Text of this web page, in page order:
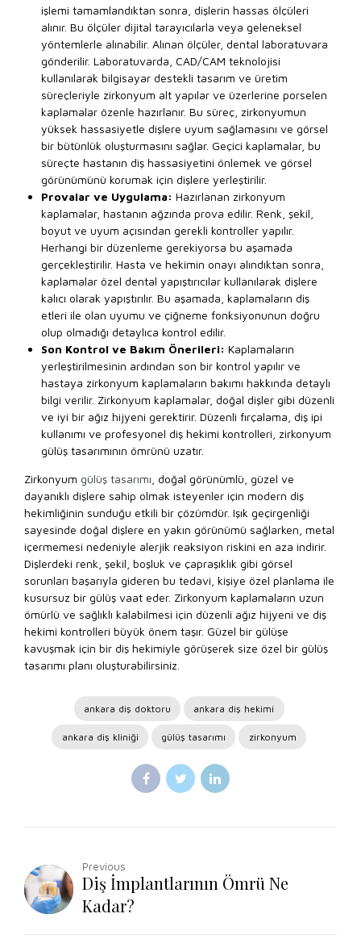
işlemi tamamlandıktan sonra, dişlerin hassas ölçüleri
alınır. Bu ölçüler dijital tarayıcılarla veya geleneksel
yöntemlerle alınabilir. Alınan ölçüler, dental laboratuvara
gönderilir. Laboratuvarda, CAD/CAM teknolojisi
kullanılarak bilgisayar destekli tasarım ve üretim
süreçleriyle zirkonyum alt yapılar ve üzerlerine porselen
kaplamalar özenle hazırlanır. Bu süreç, zirkonyumun
yüksek hassasiyetle dişlere uyum sağlamasını ve görsel
bir bütünlük oluşturmasını sağlar. Geçici kaplamalar, bu
süreçte hastanın diş hassasiyetini önlemek ve görsel
görünümünü korumak için dişlere yerleştirilir.
Provalar ve Uygulama: Hazırlanan zirkonyum
kaplamalar, hastanın ağzında prova edilir. Renk, şekil,
boyut ve uyum açısından gerekli kontroller yapılır.
Herhangi bir düzenleme gerekiyorsa bu aşamada
gerçekleştirilir. Hasta ve hekimin onayı alındıktan sonra,
kaplamalar özel dental yapıştırıcılar kullanılarak dişlere
kalıcı olarak yapıştırılır. Bu aşamada, kaplamaların diş
etleri ile olan uyumu ve çiğneme fonksiyonunun doğru
olup olmadığı detaylıca kontrol edilir.
Son Kontrol ve Bakım Önerileri: Kaplamaların
yerleştirilmesinin ardından son bir kontrol yapılır ve
hastaya zirkonyum kaplamaların bakımı hakkında detaylı
bilgi verilir. Zirkonyum kaplamalar, doğal dişler gibi düzenli
ve iyi bir ağız hijyeni gerektirir. Düzenli fırçalama, diş ipi
kullanımı ve profesyonel diş hekimi kontrolleri, zirkonyum
gülüş tasarımının ömrünü uzatır.
Zirkonyum gülüş tasarımı , doğal görünümlü, güzel ve
dayanıklı dişlere sahip olmak isteyenler için modern diş
hekimliğinin sunduğu etkili bir çözümdür. Işık geçirgenliği
sayesinde doğal dişlere en yakın görünümü sağlarken, metal
içermemesi nedeniyle alerjik reaksiyon riskini en aza indirir.
Dişlerdeki renk, şekil, boşluk ve çapraşıklık gibi görsel
sorunları başarıyla gideren bu tedavi, kişiye özel planlama ile
kusursuz bir gülüş vaat eder. Zirkonyum kaplamaların uzun
ömürlü ve sağlıklı kalabilmesi için düzenli ağız hijyeni ve diş
hekimi kontrolleri büyük önem taşır. Güzel bir gülüşe
kavuşmak için bir diş hekimiyle görüşerek size özel bir gülüş
tasarımı planı oluşturabilirsiniz.
ankara diş doktoru ankara diş hekimi
ankara diş kliniği gülüş tasarımı zirkonyum
Previous
Diş İmplantlarının Ömrü Ne
Kadar?